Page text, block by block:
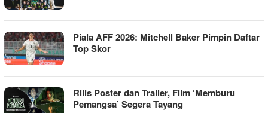
Piala AFF 2026: Mitchell Baker Pimpin Daftar
Top Skor
Rilis Poster dan Trailer, Film ‘Memburu
Pemangsa’ Segera Tayang